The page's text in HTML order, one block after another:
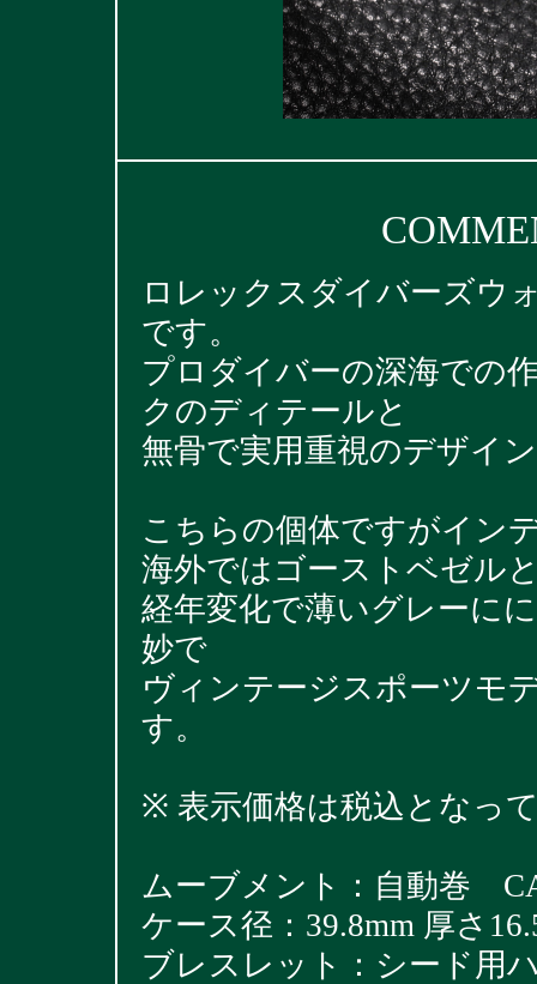
ロレックスダイバーズウ
です。
プロダイバーの深海での
クのディテールと
無骨で実用重視のデザイ
こちらの個体ですがイン
海外ではゴーストベゼル
経年変化で薄いグレーに
妙で
ヴィンテージスポーツモ
す。
※ 表示価格は税込となっ
ムーブメント：自動巻
ケース径：39.8mm 厚さ
ブレスレット：シード用